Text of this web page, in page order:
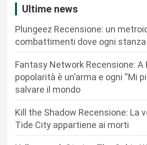
Ultime news
Plungeez Recensione: un
combattimenti dove ogni stanza
Fantasy Network Recensione: A
popolarità è un’arma e ogni “Mi
salvare il mondo
Kill the Shadow Recensione: La
Tide City appartiene ai morti